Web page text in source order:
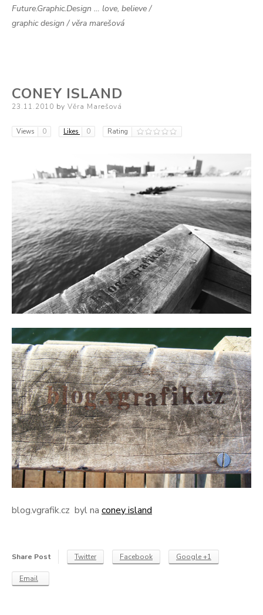
Future.Graphic.Design … love, believe /
graphic design / věra marešová
CONEY ISLAND
Posted
23.11.2010 by Věra Marešová
Views 0 Likes 0 Rating
blog.vgrafik.cz byl na coney island
Share Post Twitter Facebook Google +1
Email